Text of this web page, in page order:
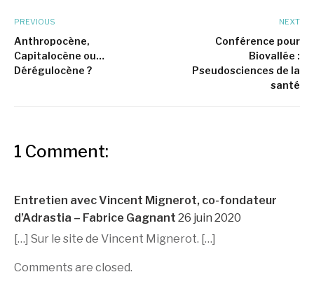
PREVIOUS
Anthropocène,
Capitalocène ou…
Dérégulocène ?
NEXT
Conférence pour
Biovallée :
Pseudosciences de la
santé
1 Comment:
Entretien avec Vincent Mignerot, co-fondateur
d’Adrastia – Fabrice Gagnant 26 juin 2020
[…] Sur le site de Vincent Mignerot. […]
Comments are closed.